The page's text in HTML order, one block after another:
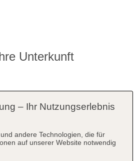
Unterkunft
– Ihr Nutzungserlebnis
andere Technologien, die für
auf unserer Website notwendig